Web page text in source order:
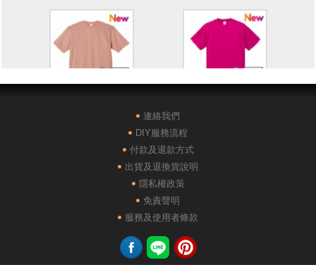
POLONE1純棉短袖POLO AG28000落肩重磅精梳棉
連絡我們
DIY服務流程
付款及退款方式
出貨及退換貨說明
隱私權政策
免責聲明
服務及使用者條款